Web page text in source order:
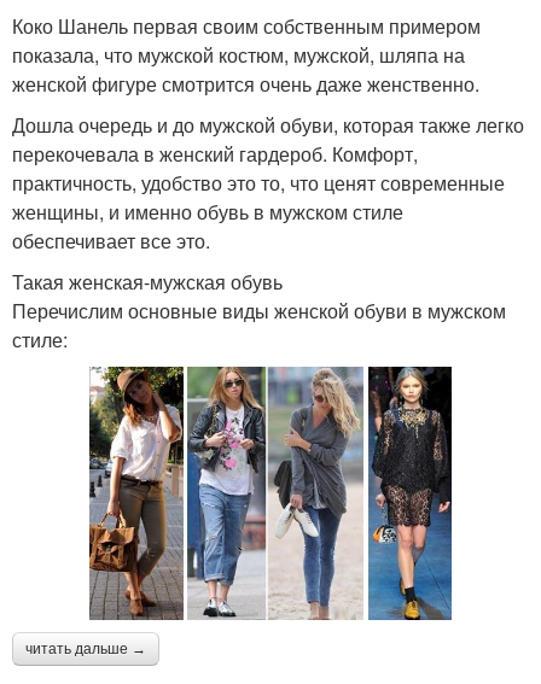
Коко Шанель первая своим собственным примером
показала, что мужской костюм, мужской, шляпа на
женской фигуре смотрится очень даже женственно.
Дошла очередь и до мужской обуви, которая также легко
перекочевала в женский гардероб. Комфорт,
практичность, удобство это то, что ценят современные
женщины, и именно обувь в мужском стиле
обеспечивает все это.
Такая женская-мужская обувь
Перечислим основные виды женской обуви в мужском
стиле:
читать дальше →